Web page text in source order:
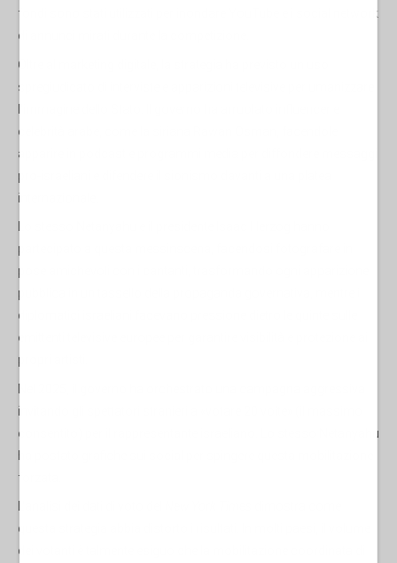
fondi sono stati utilizzati per inondare YouTube e i social network
di annunci mirati durante la competizione.
Oltre al marketing digitale, la strategia ha previsto un uso
spregiudicato di interviste e apparizioni televisive per umanizzare
celebrità arabe, come la siriana Rawan Osman, facendole
apparire in podcast e programmi media per diffondere messaggi
pro-israeliani e difendere il sionismo davanti a una platea
internazionale.
partecipato a questa messinscena, facendosi fotografare in
pose amichevoli con i cantanti, trasformando ogni apparizione
pubblica in un tassello della propaganda governativa, mentre i
diplomatici israeliani facevano pressione dietro le quinte sulle
emittenti televisive europee per garantire visibilità e protezione ai
propri artisti.
invitando gli spettatori stranieri a «votare 20 volte» (il massimo
consentito) per il rappresentante israeliano. Lo stesso Netanyahu
forzata.
questa strategia abbia distorto i risultati. In molti paesi, il volume
dei votanti è talmente esiguo che la mobilitazione coordinata di